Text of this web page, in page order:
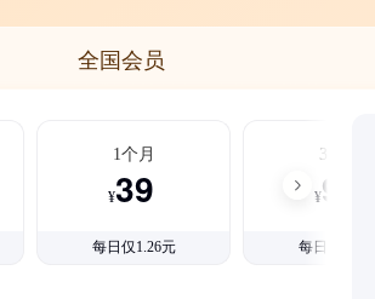
全国会员
1个月
¥39
每日仅1.26元
3个月
¥99
每日仅1.08元